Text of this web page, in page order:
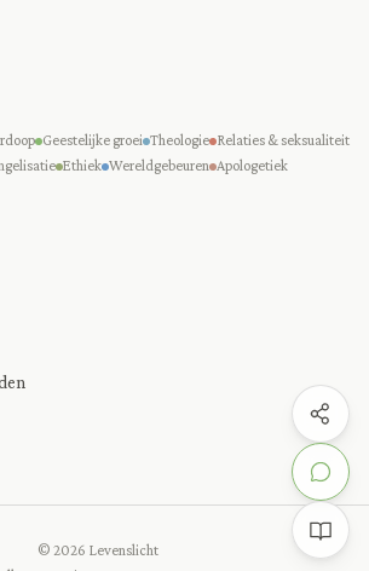
Geestelijke groei Theologie Relaties & seksualiteit
Ethiek Wereldgebeuren Apologetiek
© 2026 Levenslicht